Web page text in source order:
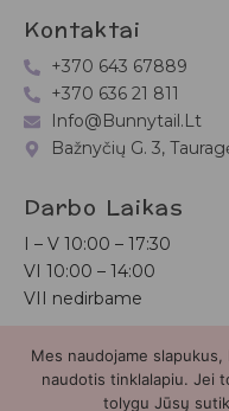
Kontaktai
+370 643 67889
+370 636 21 811
Info@bunnytail.lt
Bažnyčių G. 3,
Darbo Laikas
I – V 10:00 – 17:30
VI 10:00 – 14:00
VII nedirbame
Bunnytail.lt|
Mes naudojame
naudotis tinklalapiu. Jei
tolygu Jūsų